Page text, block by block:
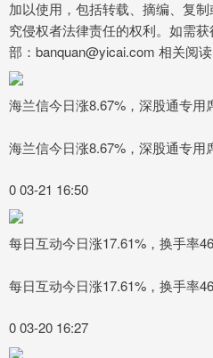
加以使用，包括转载、摘编、复
究侵权者法律责任的权利。如需
部：banquan@yicai.com 相关阅读
海兰信今日涨8.67%，深股通专用
海兰信今日涨8.67%，深股通专用
0 03-21 16:50
每日互动今日涨17.61%，换手率
每日互动今日涨17.61%，换手率
0 03-20 16:27